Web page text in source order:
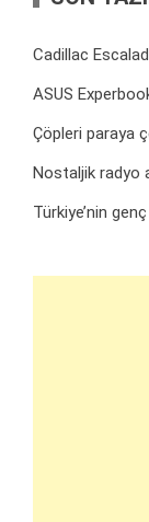
Cadillac
ASUS
Çöpleri paraya
Nostaljik radyo
Türkiye’nin